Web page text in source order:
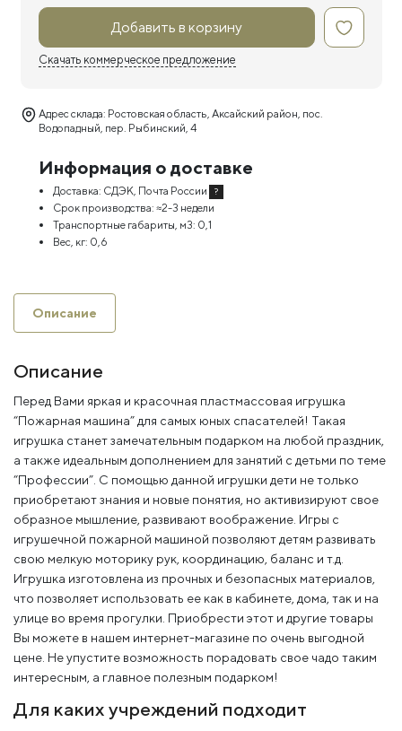
Добавить в корзину
Скачать коммерческое предложение
Адрес склада: Ростовская область, Аксайский район, пос.
Водопадный, пер. Рыбинский, 4
Информация о доставке
Доставка: СДЭК, Почта России ?
Срок производства: ≈2-3 недели
Транспортные габариты, м3: 0,1
Вес, кг: 0,6
Описание
Описание
Перед Вами яркая и красочная пластмассовая игрушка
“Пожарная машина” для самых юных спасателей! Такая
игрушка станет замечательным подарком на любой праздник,
а также идеальным дополнением для занятий с детьми по теме
“Профессии”. С помощью данной игрушки дети не только
приобретают знания и новые понятия, но активизируют свое
образное мышление, развивают воображение. Игры с
игрушечной пожарной машиной позволяют детям развивать
свою мелкую моторику рук, координацию, баланс и т.д.
Игрушка изготовлена из прочных и безопасных материалов,
что позволяет использовать ее как в кабинете, дома, так и на
улице во время прогулки. Приобрести этот и другие товары
Вы можете в нашем интернет-магазине по очень выгодной
цене. Не упустите возможность порадовать свое чадо таким
интересным, а главное полезным подарком!
Для каких учреждений подходит